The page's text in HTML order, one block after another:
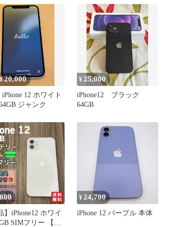
20,000
iPhone 12 ホワイト
ジャンク
¥ 25,000
iPhone12 ブラック
64GB
】iPhone12 ホワイ
SIMフリー 【新
¥24,700
iPhone 12 パープル 本体